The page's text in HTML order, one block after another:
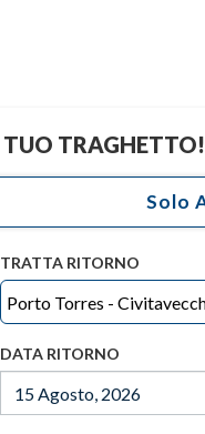
TRAGHETTO!
TRATTA RITORNO
DATA RITORNO